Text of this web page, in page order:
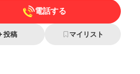
電話する
投稿 マイリスト